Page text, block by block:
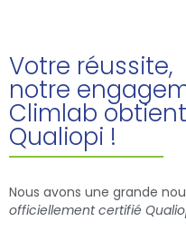
Votre réussite,
notre
Climlab
Qualiopi !
Nous avons une grande
officiellement certifié